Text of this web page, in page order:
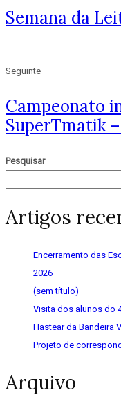
Semana da
Seguinte
Campeonato
SuperTmatik
Pesquisar
Artigos
Encerramento das
2026
(sem título)
Visita dos alunos do
Hastear da Bandeira
Projeto de
Arquivo